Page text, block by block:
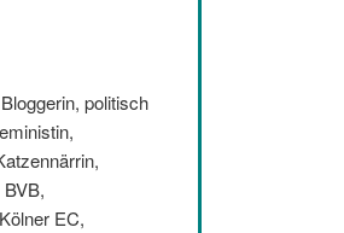
politisch
EC,